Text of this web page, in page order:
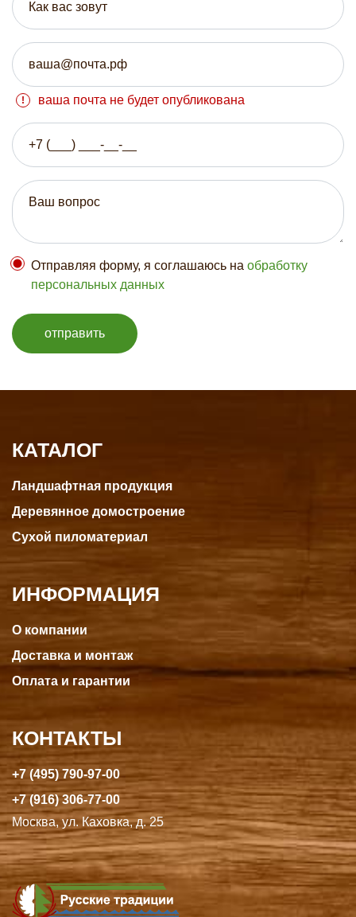
ваша почта не будет опубликована
Отправляя форму, я соглашаюсь на обработку
персональных данных
отправить
КАТАЛОГ
Ландшафтная продукция
Деревянное домостроение
Сухой пиломатериал
ИНФОРМАЦИЯ
О компании
Доставка и монтаж
Оплата и гарантии
КОНТАКТЫ
+7 (495) 790-97-00
+7 (916) 306-77-00
Москва, ул. Каховка, д. 25